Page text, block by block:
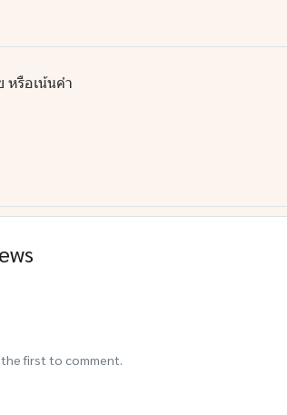
รือเน้นคำ
the first to comment.